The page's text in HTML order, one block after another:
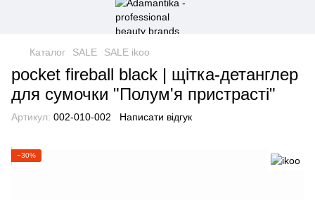
Каталог SALE SALE ikoo
pocket fireball black | щітка-детанглер
для сумочки "Полум'я пристрасті"
Артикул: 002-010-002 Написати відгук
−30%